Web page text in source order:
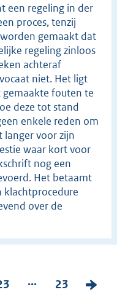
een regeling in der
proces, tenzij
gemaakt dat
regeling zinloos
achteraf
niet. Het ligt
gemaakte fouten te
deze tot stand
enkele reden om
langer voor zijn
waar kort voor
nog een
Het betaamt
klachtprocedure
over de
...
P
23
V